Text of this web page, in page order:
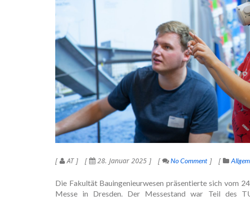
AT 28. Januar 2025 No Comment
Die Fakultät Bauingenieurwesen präsentierte sich vom
Messe in Dresden. Der Messestand war Teil des